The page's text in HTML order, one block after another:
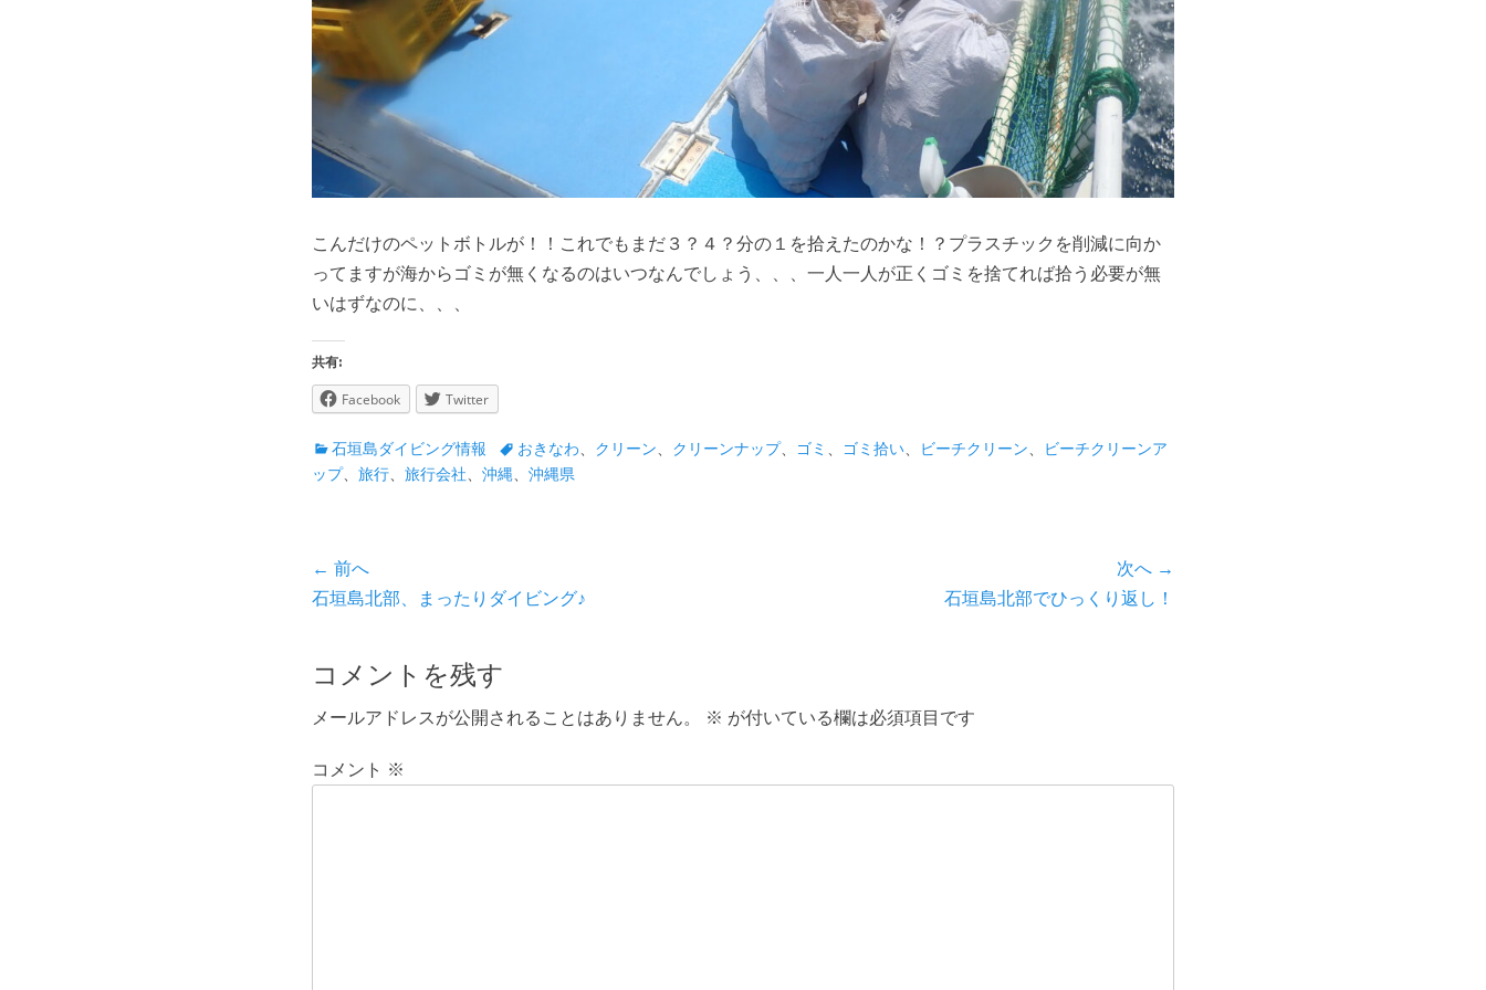
こんだけのペットボトルが！！これでもまだ３？４？分の１を拾えたのかな！？プラスチックを削減に向か
ってますが海からゴミが無くなるのはいつなんでしょう、、、一人一人が正くゴミを捨てれば拾う必要が無
いはずなのに、、、
共有:
Facebook Twitter
カ
テ
石垣島ダイビング情報
タ
グ
おきなわ、 クリーン、 クリーンナップ、 ゴミ 、 ゴミ拾い、 ビーチクリーン、
ビーチクリーンア
ップ、 旅行、 旅行会社、 沖縄、 沖縄県
投
稿
ビ
ゲ
ー
← 前へ
前
稿:
石垣島北部、まったりダイビング♪
次へ →
石垣島北部でひっくり返し！
コメントを残す
メールアドレスが公開されることはありません。 ※ が付いている欄は必須項目です
コメント ※